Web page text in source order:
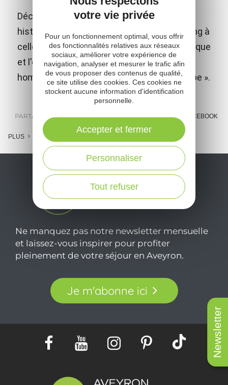
Newsletter
Découvrez ce Monument Historique et son
histoire depuis le XIè s, de la famille d'Estaing à
celle du 3ème Président de la Vème République
et l'exposition « Valéry Giscard d'Estaing, un
homme au service de la France et de l'Europe ».
PARTAGER : E-MAIL MESSENGER FACEBOOK
PLUS
Ne manquez pas notre newsletter mensuelle
et laissez-vous inspirer pour profiter
pleinement de votre séjour en Aveyron.
Je m'abonne ici
votre vie privée
Pour un fonctionnement optimal, vous offrir
des fonctionnalités relatives aux réseaux
sociaux, améliorer votre expérience de
navigation, analyser et mesurer le trafic afin
de vous proposer des contenus de qualité,
ce site utilise des cookies. Ces cookies ne
stockent aucune information d'identification
personnelle.
Tout refuser
Personnaliser
Accepter et fermer